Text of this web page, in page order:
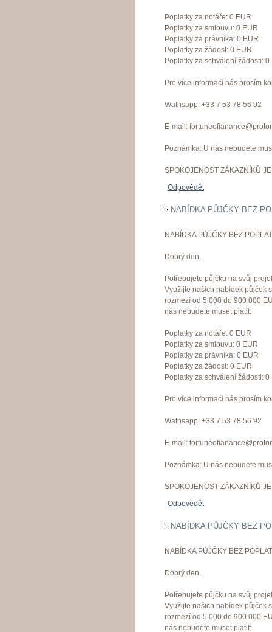
Poplatky za notáře: 0 EUR
Poplatky za smlouvu: 0 EUR
Poplatky za právníka: 0 EUR
Poplatky za žádost: 0 EUR
Poplatky za schválení žádosti: 0
Pro více informací nás prosím
Wathsapp: +33 7 53 78 56 92
E-mail:
Poznámka: U nás nebudete
SPOKOJENOST ZÁKAZNÍKŮ
Odpovědět
NABÍDKA PŮJČKY BEZ
NABÍDKA PŮJČKY BEZ
Dobrý den.
Potřebujete půjčku na svůj
Využijte našich nabídek půjček
rozmezí od 5 000 do 900 000
nás nebudete muset platit:
Poplatky za notáře: 0 EUR
Poplatky za smlouvu: 0 EUR
Poplatky za právníka: 0 EUR
Poplatky za žádost: 0 EUR
Poplatky za schválení žádosti: 0
Pro více informací nás prosím
Wathsapp: +33 7 53 78 56 92
E-mail:
Poznámka: U nás nebudete
SPOKOJENOST ZÁKAZNÍKŮ
Odpovědět
NABÍDKA PŮJČKY BEZ
NABÍDKA PŮJČKY BEZ
Dobrý den.
Potřebujete půjčku na svůj
Využijte našich nabídek půjček
rozmezí od 5 000 do 900 000
nás nebudete muset platit: